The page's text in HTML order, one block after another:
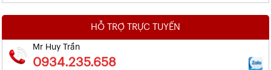
HỖ TRỢ TRỰC TUYẾN
Mr Huy Trần
0934.235.658